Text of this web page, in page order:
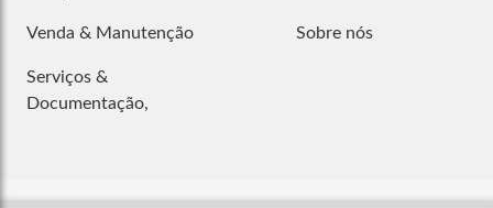
Venda & Manutenção
Serviços &
Documentação,
Sobre nós